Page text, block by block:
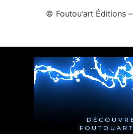
© Foutou’art Éditions –